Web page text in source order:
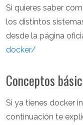
Si quieres saber
los distintos
desde la página
docker/
Conceptos
Si ya tienes docker
continuación te